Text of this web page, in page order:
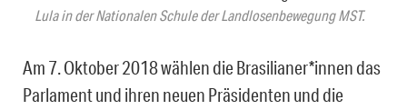
Lula in der Nationalen Schule der Landlosenbewegung MST.
Am 7. Oktober 2018 wählen die Brasilianer*innen das
Parlament und ihren neuen Präsidenten und die